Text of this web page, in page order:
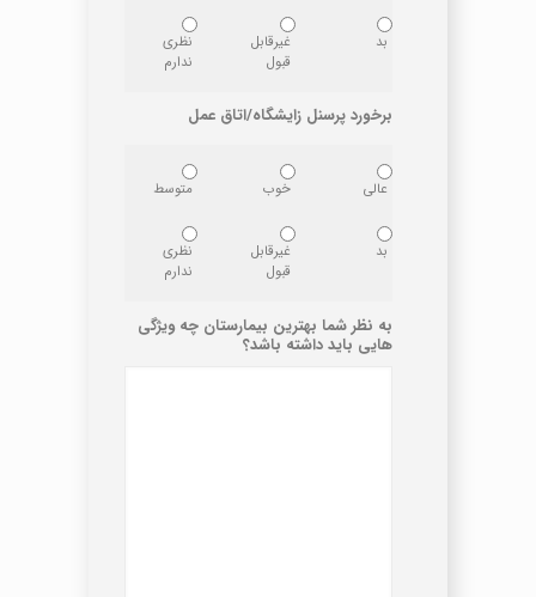
بد
غیرقابل
قبول
نظری
ندارم
برخورد پرسنل زایشگاه/اتاق عمل
عالی خوب متوسط
بد
غیرقابل
قبول
نظری
ندارم
به نظر شما بهترین بیمارستان چه ویژگی
هایی باید داشته باشد؟